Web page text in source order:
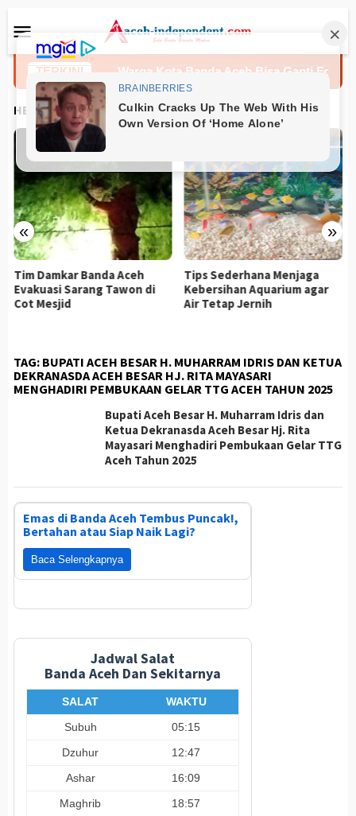
ke
kontenMobile
TERKINI Warga Kota Banda Aceh Bisa Ganti Foto KTP
HEADLINES
« »
Tim Damkar Banda Aceh
Evakuasi Sarang Tawon di
Cot Mesjid
Tips Sederhana Menjaga
Kebersihan Aquarium agar
Air Tetap Jernih
TAG: BUPATI ACEH BESAR H. MUHARRAM IDRIS DAN KETUA
DEKRANASDA ACEH BESAR HJ. RITA MAYASARI
MENGHADIRI PEMBUKAAN GELAR TTG ACEH TAHUN 2025
Bupati Aceh Besar H. Muharram Idris dan
Ketua Dekranasda Aceh Besar Hj. Rita
Mayasari Menghadiri Pembukaan Gelar TTG
Aceh Tahun 2025
Emas di Banda Aceh Tembus Puncak!,
Bertahan atau Siap Naik Lagi?
Baca Selengkapnya
Jadwal Salat
Banda Aceh Dan Sekitarnya
SALAT
WAKTU
Subuh
05:15
Dzuhur
12:47
Ashar
16:09
Maghrib
18:57